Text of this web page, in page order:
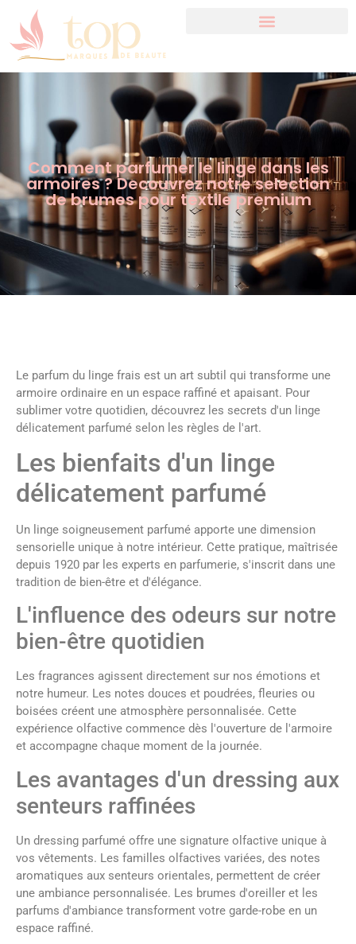
Comment parfumer le linge dans les
armoires ? Decouvrez notre selection
de brumes pour textile premium
Le parfum du linge frais est un art subtil qui transforme une
armoire ordinaire en un espace raffiné et apaisant. Pour
sublimer votre quotidien, découvrez les secrets d'un linge
délicatement parfumé selon les règles de l'art.
Les bienfaits d'un linge
délicatement parfumé
Un linge soigneusement parfumé apporte une dimension
sensorielle unique à notre intérieur. Cette pratique, maîtrisée
depuis 1920 par les experts en parfumerie, s'inscrit dans une
tradition de bien-être et d'élégance.
L'influence des odeurs sur notre
bien-être quotidien
Les fragrances agissent directement sur nos émotions et
notre humeur. Les notes douces et poudrées, fleuries ou
boisées créent une atmosphère personnalisée. Cette
expérience olfactive commence dès l'ouverture de l'armoire
et accompagne chaque moment de la journée.
Les avantages d'un dressing aux
senteurs raffinées
Un dressing parfumé offre une signature olfactive unique à
vos vêtements. Les familles olfactives variées, des notes
aromatiques aux senteurs orientales, permettent de créer
une ambiance personnalisée. Les brumes d'oreiller et les
parfums d'ambiance transforment votre garde-robe en un
espace raffiné.